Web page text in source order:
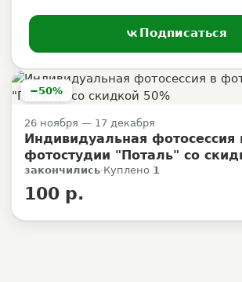
Подписаться
−50%
26 ноября — 17 декабря
Индивидуальная фотосессия
фотостудии "Поталь" со
закончились·Куплено 1
100 р.